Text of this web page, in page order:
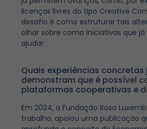
licenças livres do tipo Creative
desafio é como estruturar tais
olhar sobre como iniciativas que
ajudar.
Quais experiências concretas
demonstram que é possível
plataformas cooperativas e
Em 2024, a Fundação Rosa
trabalho, apoiou uma publicação